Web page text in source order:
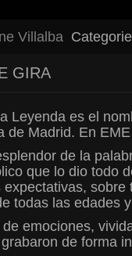
Villalba
GIRA
Leyenda es el
de Madrid. En
de la
que lo dio todo
todas las edades
emociones,
de forma